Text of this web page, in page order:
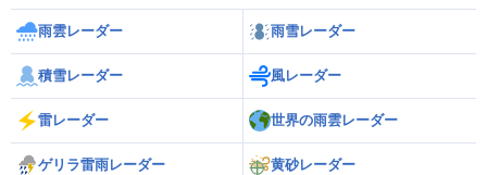
雨雲レーダー 雨雪レーダー
積雪レーダー 風レーダー
雷レーダー 世界の雨雲レーダー
ゲリラ雷雨レーダー 黄砂レーダー